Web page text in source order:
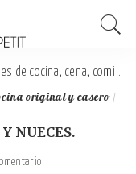
cena, comida y desayuno
original y casero
NUECES.